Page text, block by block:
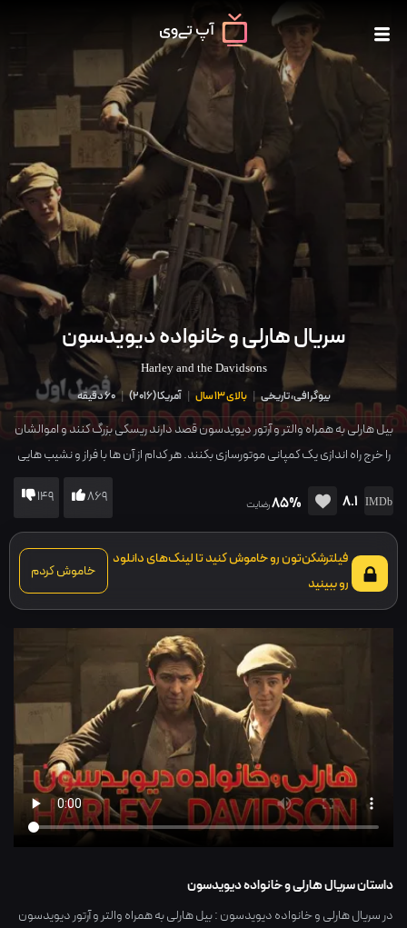
سریال هارلی و خانواده دیویدسون
Harley and the Davidsons
بیوگرافی، تاریخی | بالای 13 سال | آمریکا(
2016
)
| 60 دقیقه
بیل هارلی به همراه والتر و آرتور دیویدسون قصد دارند ریسکی بزرگ کنند و اموالشان
را خرج راه اندازی یک کمپانی موتورسازی بکنند. هر کدام از آن ها با فراز و نشیب هایی
رو در رو می شوند. اما رویاها و بلندپروازی هایشان آن ها را در کنار یکدیگر نگه می
8.1
85%رضایت 869
149
فیلترشکن‌تون رو خاموش کنید تا لینک‌های دانلود
رو ببینید
خاموش کردم
داستان سریال هارلی و خانواده دیویدسون
در سریال هارلی و خانواده دیویدسون : بیل هارلی به همراه والتر و آرتور دیویدسون